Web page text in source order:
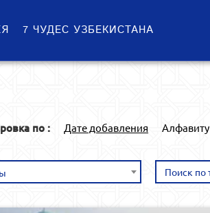
7 ЧУДЕС УЗБЕКИСТАНА
по : Дате добавления Алфавиту